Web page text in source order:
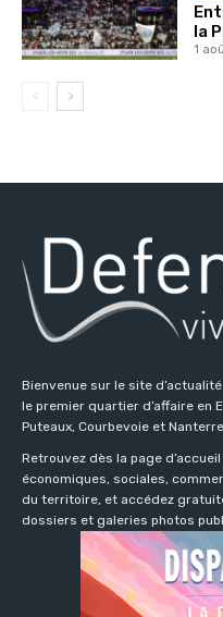
la
1
Bienvenue sur le site
le premier quartier d’affaire en
Puteaux, Courbevoie et
Retrouvez dès la page
économiques, sociales,
du territoire, et accédez
dossiers et galeries photos